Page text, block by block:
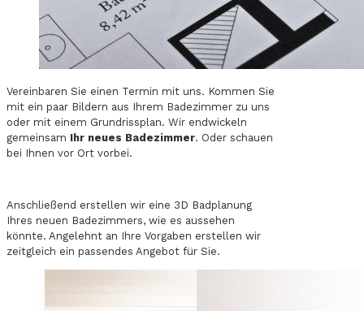
Vereinbaren Sie einen Termin mit uns. Kommen Sie
mit ein paar Bildern aus Ihrem Badezimmer zu uns
oder mit einem Grundrissplan. Wir endwickeln
gemeinsam Ihr neues Badezimmer. Oder schauen
bei Ihnen vor Ort vorbei.
Anschließend erstellen wir eine 3D Badplanung
Ihres neuen Badezimmers, wie es aussehen
könnte. Angelehnt an Ihre Vorgaben erstellen wir
zeitgleich ein passendes Angebot für Sie.